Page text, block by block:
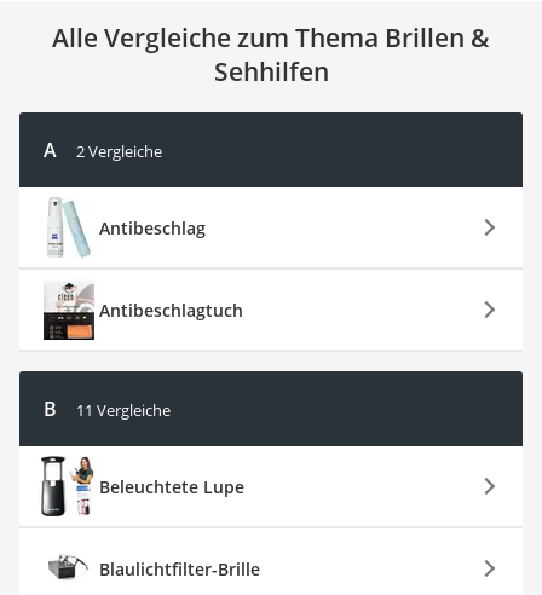
Alle Vergleiche zum Thema Brillen &
Sehhilfen
A 2 Vergleiche
Antibeschlag
Antibeschlagtuch
B 11 Vergleiche
Beleuchtete Lupe
Blaulichtfilter-Brille